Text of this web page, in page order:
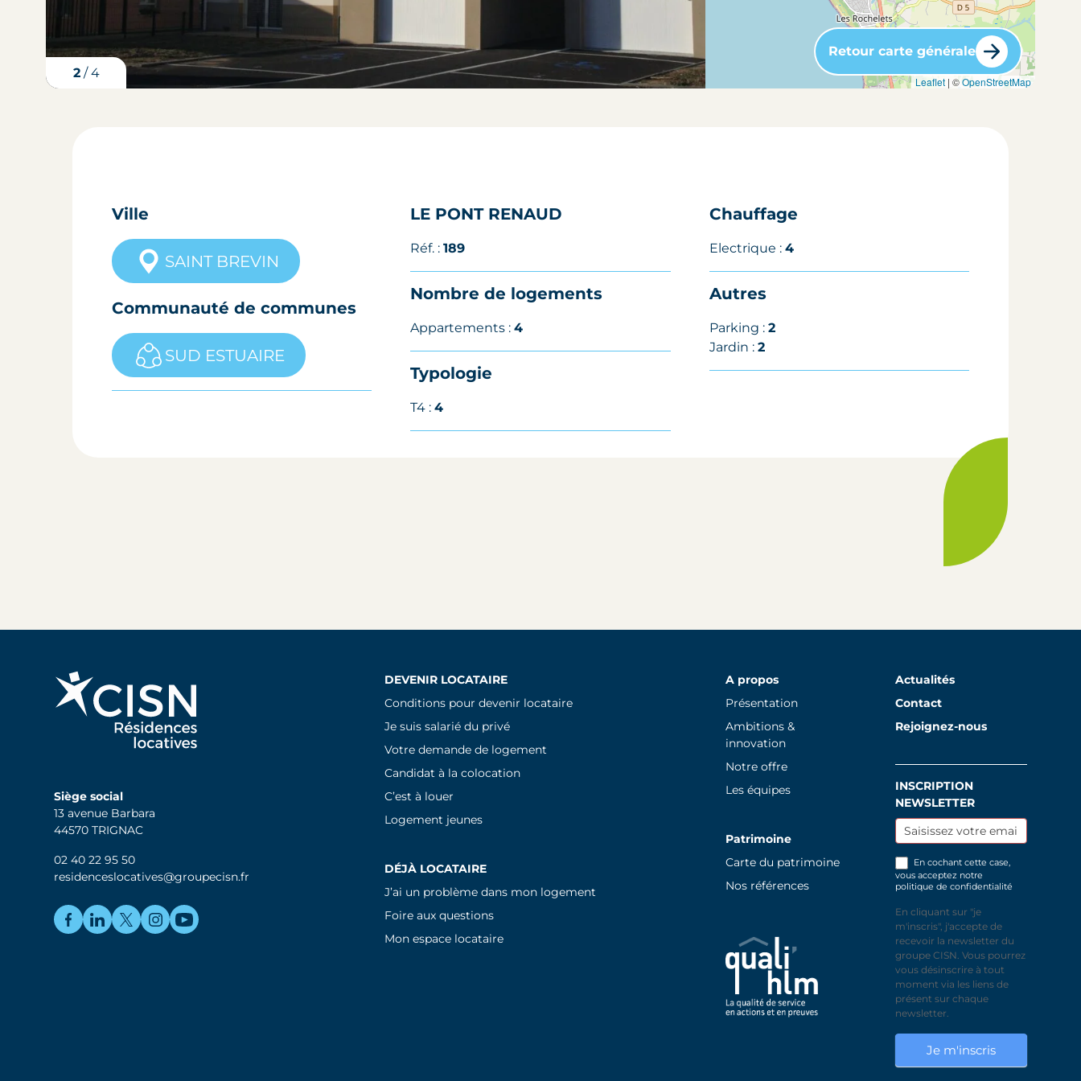
3/4
Leaflet | ©OpenStreetMap
Retour carte générale
Ville
SAINT BREVIN
Communauté de communes
SUD ESTUAIRE
LE PONT RENAUD
Réf. :189
Nombre de logements
Appartements :4
Typologie
T4 :4
Chauffage
Electrique : 4
Autres
Parking : 2
Jardin : 2
Siège social
13 avenue Barbara
44570 TRIGNAC
02 40 22 95 50
residenceslocatives@groupecisn.fr
DEVENIR LOCATAIRE
Conditions pour devenir locataire
Je suis salarié du privé
Votre demande de logement
Candidat à la colocation
C’est à louer
Logement jeunes
DÉJÀ LOCATAIRE
J’ai un problème dans mon logement
Foire aux questions
Mon espace locataire
A propos
Présentation
Ambitions &
innovation
Notre offre
Les équipes
Patrimoine
Carte du patrimoine
Nos références
Actualités
Contact
Rejoignez-nous
Inscription
newsletter
INSCRIPTION
NEWSLETTER
En cochant cette case,
vous acceptez notre
politique de confidentialité
En cliquant sur "je
m'inscris", j'accepte de
recevoir la newsletter du
groupe CISN. Vous pourrez
vous désinscrire à tout
moment via les liens de
présent sur chaque
newsletter.
Je m'inscris